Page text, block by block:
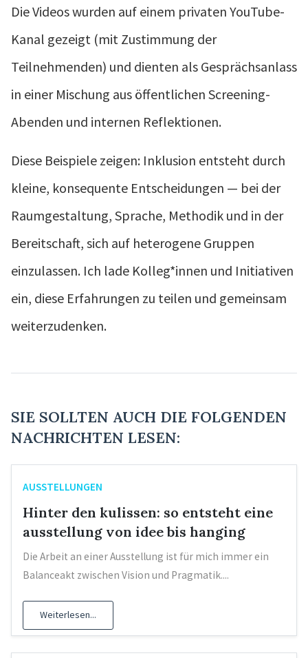
Die Videos wurden auf einem privaten YouTube-
Kanal gezeigt (mit Zustimmung der
Teilnehmenden) und dienten als Gesprächsanlass
in einer Mischung aus öffentlichen Screening-
Abenden und internen Reflektionen.
Diese Beispiele zeigen: Inklusion entsteht durch
kleine, konsequente Entscheidungen — bei der
Raumgestaltung, Sprache, Methodik und in der
Bereitschaft, sich auf heterogene Gruppen
einzulassen. Ich lade Kolleg*innen und Initiativen
ein, diese Erfahrungen zu teilen und gemeinsam
weiterzudenken.
SIE SOLLTEN AUCH DIE FOLGENDEN
NACHRICHTEN LESEN:
AUSSTELLUNGEN
Hinter den kulissen: so entsteht eine
ausstellung von idee bis hanging
Die Arbeit an einer Ausstellung ist für mich immer ein
Balanceakt zwischen Vision und Pragmatik....
Weiterlesen...